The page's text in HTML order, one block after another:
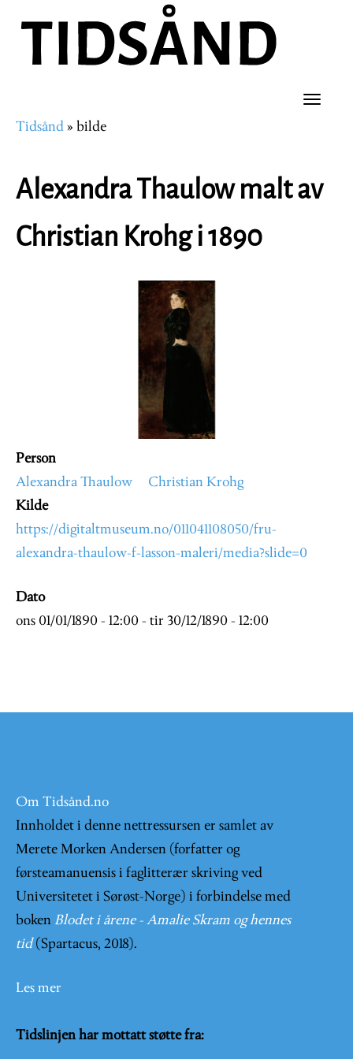
hovedinnhold
Toggle
Navigasjonssti
Tidsånd bilde
Alexandra Thaulow malt av
Christian Krohg i 1890
Person
Alexandra Thaulow
Christian Krohg
Kilde
https://digitaltmuseum.no/011041108050/fru-
alexandra-thaulow-f-lasson-maleri/media?slide=0
Dato
ons 01/01/1890 - 12:00 - tir 30/12/1890 - 12:00
Om Tidsånd.no
Innholdet i denne nettressursen er samlet av
Merete Morken Andersen (forfatter og
førsteamanuensis i faglitterær skriving ved
Universitetet i Sørøst-Norge) i forbindelse med
boken Blodet i årene - Amalie Skram og hennes
tid (Spartacus, 2018).
Les mer
Tidslinjen har mottatt støtte fra: